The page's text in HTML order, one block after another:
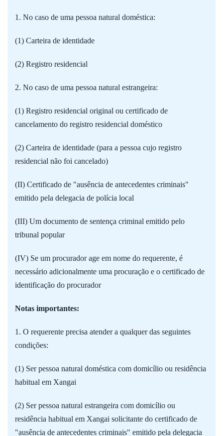
1. No caso de uma pessoa natural doméstica:
(1) Carteira de identidade
(2) Registro residencial
2. No caso de uma pessoa natural estrangeira:
(1) Registro residencial original ou certificado de
cancelamento do registro residencial doméstico
(2) Carteira de identidade (para a pessoa cujo registro
residencial não foi cancelado)
(II) Certificado de "ausência de antecedentes criminais"
emitido pela delegacia de polícia local
(III) Um documento de sentença criminal emitido pelo
tribunal popular
(IV) Se um procurador age em nome do requerente, é
necessário adicionalmente uma procuração e o certificado de
identificação do procurador
Notas importantes:
1. O requerente precisa atender a qualquer das seguintes
condições:
(1) Ser pessoa natural doméstica com domicílio ou residência
habitual em Xangai
(2) Ser pessoa natural estrangeira com domicílio ou
residência habitual em Xangai solicitante do certificado de
"ausência de antecedentes criminais" emitido pela delegacia